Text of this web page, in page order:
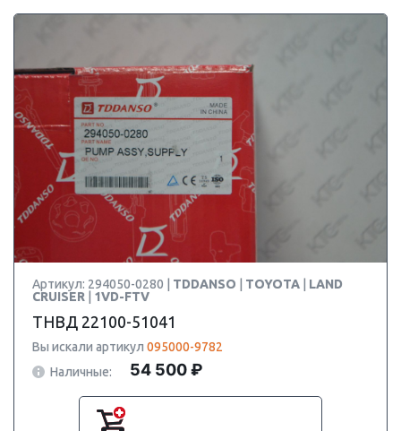
Артикул: 294050-0280 | TDDANSO TOYOTA
LAND
CRUISER
1VD-FTV
ТНВД 22100-51041
Вы искали артикул 095000-9782
Наличные:
54 500 ₽